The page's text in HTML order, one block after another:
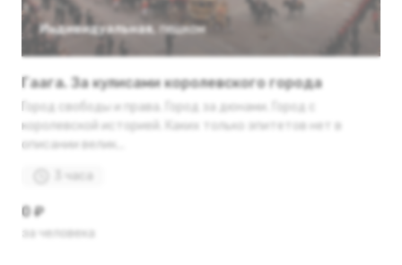
Индивидуальная, пешком
Гаага. За кулисами королевского города
Город свободы и права. Город за дюнами. Город с
королевской историей. Каких только эпитетов нет в
описании велик...
3 часа
0 ₽
за человека